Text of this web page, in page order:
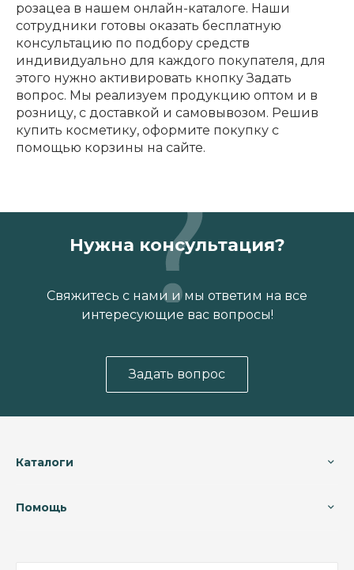
розацеа в нашем онлайн-каталоге. Наши
сотрудники готовы оказать бесплатную
консультацию по подбору средств
индивидуально для каждого покупателя, для
этого нужно активировать кнопку Задать
вопрос. Мы реализуем продукцию оптом и в
розницу, с доставкой и самовывозом. Решив
купить косметику, оформите покупку с
помощью корзины на сайте.
Нужна консультация?
Свяжитесь с нами и мы ответим на все
интересующие вас вопросы!
Задать вопрос
Каталоги
Помощь